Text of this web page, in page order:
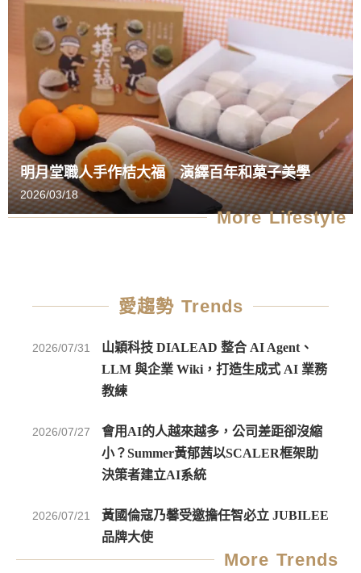
明月堂職人手作桔大福 演繹百年和菓子美學
2026/03/18
More Lifestyle
愛趨勢 Trends
山穎科技 DIALEAD 整合 AI Agent、
LLM 與企業 Wiki，打造生成式 AI 業務
教練
2026/07/31
會用AI的人越來越多，公司差距卻沒縮
小？Summer黃郁茜以SCALER框架助
決策者建立AI系統
2026/07/27
黃國倫寇乃馨受邀擔任智必立 JUBILEE
品牌大使
2026/07/21
More Trends